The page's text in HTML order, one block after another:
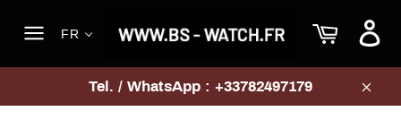
FR Panier
Tel. / WhatsApp : +33782497179